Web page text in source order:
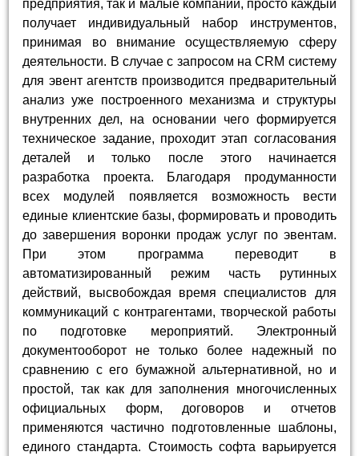
предприятия, так и малые компании, просто каждый
получает индивидуальный набор инструментов,
принимая во внимание осуществляемую сферу
деятельности. В случае с запросом на CRM систему
для эвент агентств производится предварительный
анализ уже построенного механизма и структуры
внутренних дел, на основании чего формируется
техническое задание, проходит этап согласования
деталей и только после этого начинается
разработка проекта. Благодаря продуманности
всех модулей появляется возможность вести
единые клиентские базы, формировать и проводить
до завершения воронки продаж услуг по эвентам.
При этом программа переводит в
автоматизированный режим часть рутинных
действий, высвобождая время специалистов для
коммуникаций с контрагентами, творческой работы
по подготовке мероприятий. Электронный
документооборот не только более надежный по
сравнению с его бумажной альтернативной, но и
простой, так как для заполнения многочисленных
официальных форм, договоров и отчетов
применяются частично подготовленные шаблоны,
единого стандарта. Стоимость софта варьируется